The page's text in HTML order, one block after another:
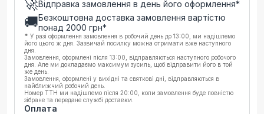
🚀Відправка замовлення в день його оформлення*
🚚Безкоштовна доставка замовлення вартістю
понад 2000 грн*
* У разі оформлення замовлення в робочий день до 13:00, ми надішлемо
його цього ж дня. Зазвичай посилку можна отримати вже наступного
дня.
Замовлення, оформлені після 13:00, відправляються наступного робочого
дня. Але ми докладаємо максимум зусиль, щоб відправити його в той
же день.
Замовлення, оформлені у вихідні та святкові дні, відправляються в
найближчий робочий день.
Номер ТТН ми надішлемо після 20:00, коли замовлення буде повністю
зібране та передане службі доставки.
Оплата